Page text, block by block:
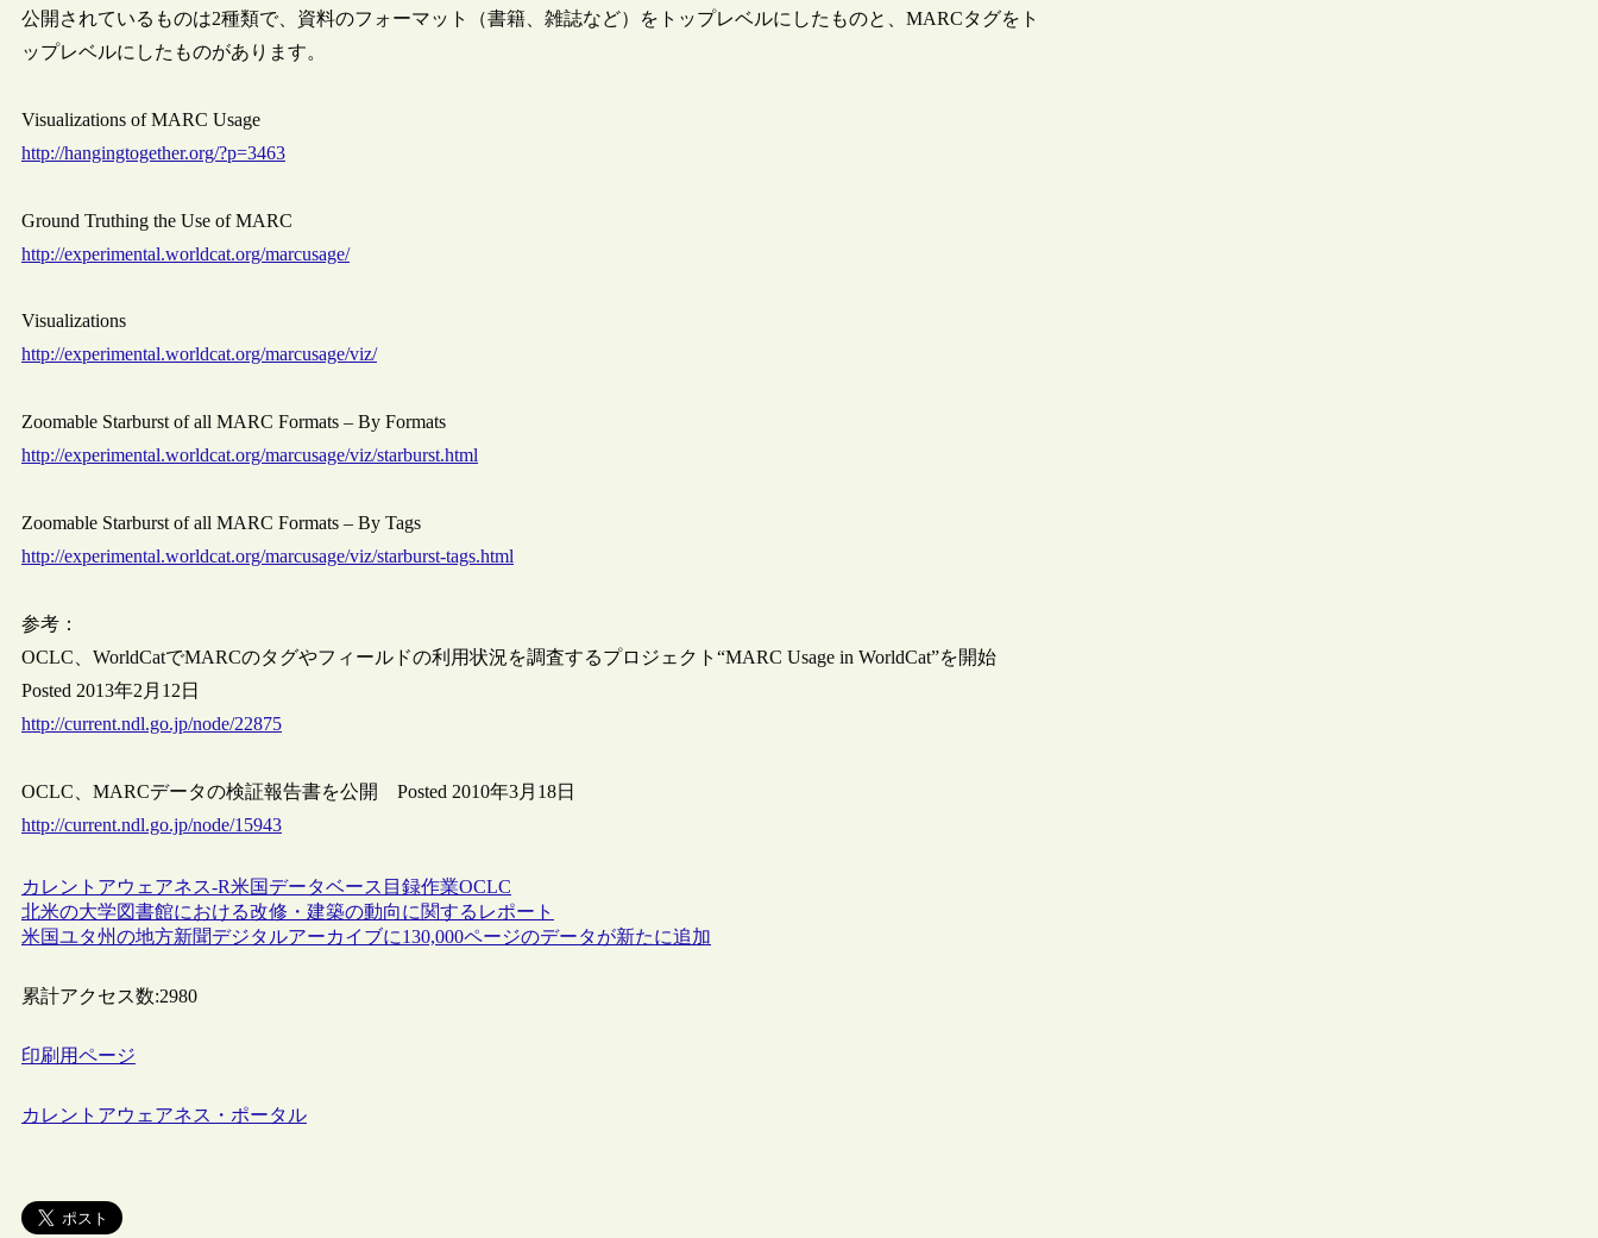
公開されているものは2種類で、資料のフォーマット（書籍、雑誌など）をトップレベルにしたものと、MARCタグをト
ップレベルにしたものがあります。
Visualizations of MARC Usage
http://hangingtogether.org/?p=3463
Ground Truthing the Use of MARC
http://experimental.worldcat.org/marcusage/
Visualizations
http://experimental.worldcat.org/marcusage/viz/
Zoomable Starburst of all MARC Formats – By Formats
http://experimental.worldcat.org/marcusage/viz/starburst.html
Zoomable Starburst of all MARC Formats – By Tags
http://experimental.worldcat.org/marcusage/viz/starburst-tags.html
参考：
OCLC、WorldCatでMARCのタグやフィールドの利用状況を調査するプロジェクト“MARC Usage in WorldCat”を開始
Posted 2013年2月12日
http://current.ndl.go.jp/node/22875
OCLC、MARCデータの検証報告書を公開 Posted 2010年3月18日
http://current.ndl.go.jp/node/15943
カレントアウェアネス-R米国 データベース 目録作業OCLC
北米の大学図書館における改修・建築の動向に関するレポート
米国ユタ州の地方新聞デジタルアーカイブに130,000ページのデータが新たに追加
累計アクセス数:2980
印刷用ページ
カレントアウェアネス・ポータル